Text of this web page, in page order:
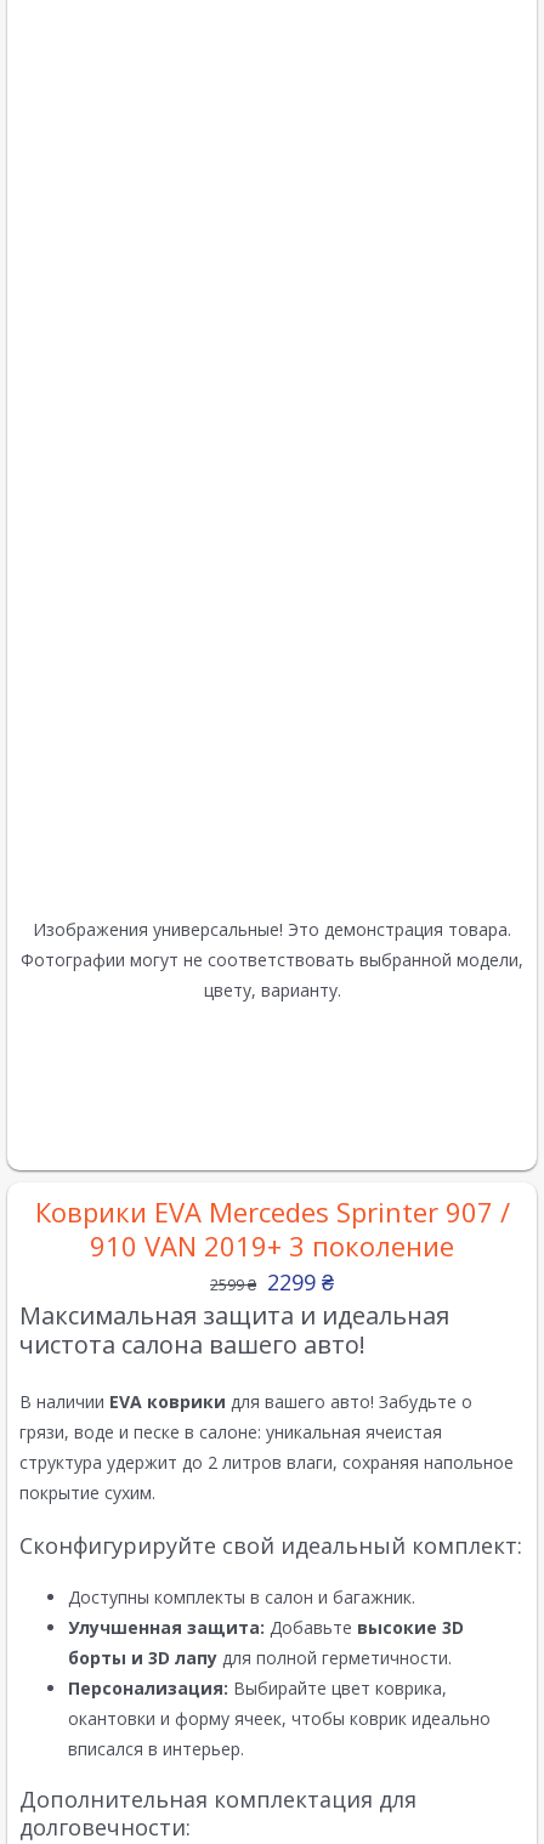
Изображения универсальные! Это демонстрация товара.
Фотографии могут не соответствовать выбранной модели,
цвету, варианту.
Коврики EVA Mercedes Sprinter 907 /
910 VAN 2019+ 3 поколение
2599₴ 2299 ₴
Максимальная защита и идеальная
чистота салона вашего авто!
В наличии EVA коврики для вашего авто! Забудьте о
грязи, воде и песке в салоне: уникальная ячеистая
структура удержит до 2 литров влаги, сохраняя напольное
покрытие сухим.
Сконфигурируйте свой идеальный комплект:
Доступны комплекты в салон и багажник.
Улучшенная защита: Добавьте высокие 3D
борты и 3D лапу для полной герметичности.
Персонализация: Выбирайте цвет коврика,
окантовки и форму ячеек, чтобы коврик идеально
вписался в интерьер.
Дополнительная комплектация для
долговечности: